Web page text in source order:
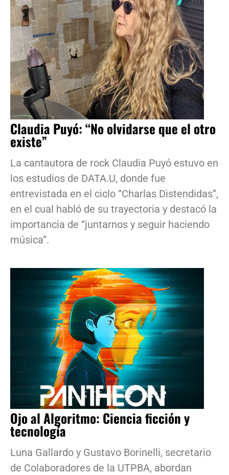
Claudia Puyó: “No olvidarse que el otro
existe”
La cantautora de rock Claudia Puyó estuvo en
los estudios de DATA.U, donde fue
entrevistada en el ciclo “Charlas Distendidas”,
en el cual habló de su trayectoria y destacó la
importancia de “juntarnos y seguir haciendo
música”.
Ojo al Algoritmo: Ciencia ficción y
tecnología
Luna Gallardo y Gustavo Borinelli, secretario
de Colaboradores de la UTPBA, abordan